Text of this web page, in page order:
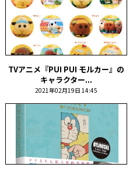
TVアニメ『PUI PUI モルカー』の
キャラクター...
2021年02月19日 14:45